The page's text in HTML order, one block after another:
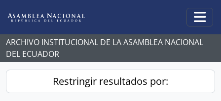
ARCHIVO INSTITUCIONAL DE LA ASAMBLEA NACIONAL
DEL ECUADOR
Restringir resultados por: